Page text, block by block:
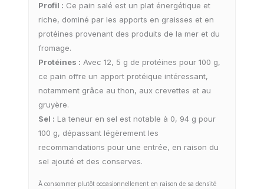
Profil : Ce pain salé est un plat énergétique et
riche, dominé par les apports en graisses et en
protéines provenant des produits de la mer et du
fromage.
Protéines : Avec 12, 5 g de protéines pour 100 g,
ce pain offre un apport protéique intéressant,
notamment grâce au thon, aux crevettes et au
gruyère.
Sel : La teneur en sel est notable à 0, 94 g pour
100 g, dépassant légèrement les
recommandations pour une entrée, en raison du
sel ajouté et des conserves.
À consommer plutôt occasionnellement en raison de sa densité